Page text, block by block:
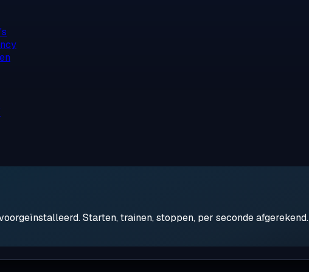
Starten, trainen, stoppen, per seconde afgerekend.